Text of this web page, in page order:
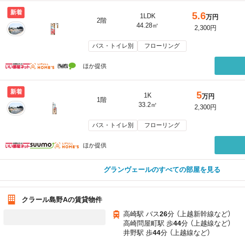
新着
2階
1LDK
44.28㎡
5.6万円
2,300円
バス・トイレ別 フローリング
ほか提供
新着
1階
1K
33.2㎡
5万円
2,300円
バス・トイレ別 フローリング
ほか提供
グランヴェールのすべての部屋を見る
クラール島野Aの賃貸物件
高崎駅 バス26分 （上越新幹線など）
高崎問屋町駅 歩44分 （上越線など）
井野駅 歩44分 （上越線など）